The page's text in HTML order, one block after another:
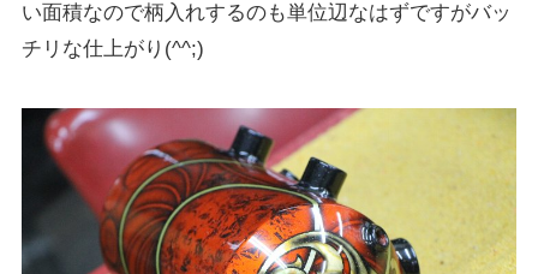
い面積なので柄入れするのも単位辺なはずですがバッ
チリな仕上がり(^^;)